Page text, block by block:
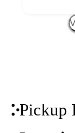
Pickup